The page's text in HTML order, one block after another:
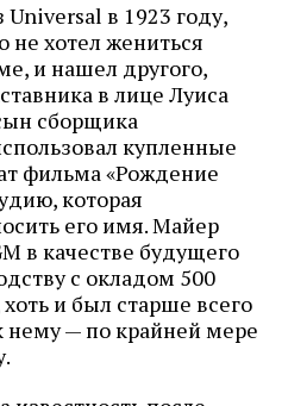
в 1923 году,
не хотел жениться
и нашел другого,
в лице Луиса
сборщика
купленные
фильма «Рождение
которая
его имя. Майер
в качестве будущего
с окладом 500
и был старше всего
нему — по крайней мере